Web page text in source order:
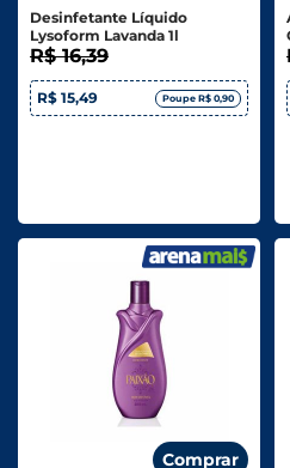
Desinfetante Líquido
Lysoform Lavanda 1l
R$ 16,39
R$ 15,49 Poupe R$ 0,90
Comprar